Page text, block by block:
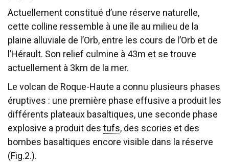
Actuellement constitué d’une réserve naturelle,
cette colline ressemble à une île au milieu de la
plaine alluviale de l’Orb, entre les cours de l’Orb et de
l’Hérault. Son relief culmine à 43m et se trouve
actuellement à 3km de la mer.
Le volcan de Roque-Haute a connu plusieurs phases
éruptives : une première phase effusive a produit les
différents plateaux basaltiques, une seconde phase
explosive a produit des tufs, des scories et des
bombes basaltiques encore visible dans la réserve
(Fig.2.).